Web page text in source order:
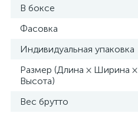
В боксе
Фасовка
Индивидуальная упаковка
Размер (Длина × Ширина ×
Высота)
Вес брутто